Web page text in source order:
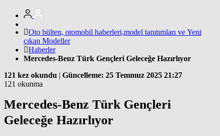
Oto bülten, otomobil haberleri,model tanıtımları ve Yeni
çıkan Modeller
Haberler
Mercedes-Benz Türk Gençleri Geleceğe Hazırlıyor
121 kez okundu | Güncelleme: 25 Temmuz 2025 21:27
121 okunma
Mercedes-Benz Türk Gençleri
Geleceğe Hazırlıyor